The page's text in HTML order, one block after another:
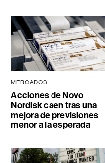
MERCADOS
Acciones de Novo
Nordisk caen tras una
mejora de previsiones
menor a la esperada